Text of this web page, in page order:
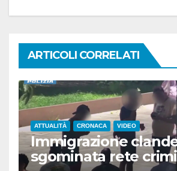
ARTICOLI CORRELATI
ATTUALITÀ CRONACA VIDEO
Immigrazione
sgominata rete